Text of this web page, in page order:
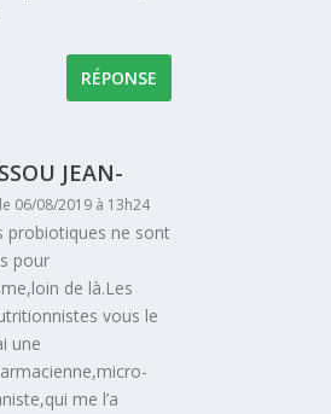
RÉPONSE
JEAN-
le 06/08/2019 à 13h24
probiotiques ne sont
pour
de là.Les
vous le
une
me l’a